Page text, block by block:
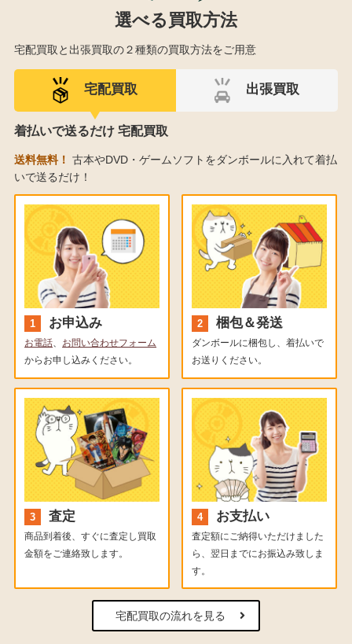
選べる買取方法
宅配買取と出張買取の２種類の買取方法をご用意
宅配買取 出張買取
着払いで送るだけ 宅配買取
送料無料！ 古本やDVD・ゲームソフトをダンボールに入れて着払
いで送るだけ！
お申込み
お電話、 お問い合わせフォーム
からお申し込みください。
梱包＆発送
ダンボールに梱包し、着払いで
お送りください。
査定
商品到着後、すぐに査定し買取
金額をご連絡致します。
お支払い
査定額にご納得いただけました
ら、翌日までにお振込み致しま
す。
宅配買取の流れを見る